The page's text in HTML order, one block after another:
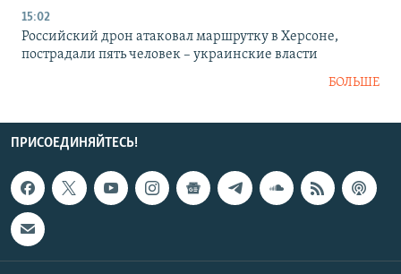
15:02
Российский дрон атаковал маршрутку в Херсоне,
пострадали пять человек – украинские власти
БОЛЬШЕ
ПРИСОЕДИНЯЙТЕСЬ!